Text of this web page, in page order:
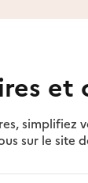
et
simplifiez
sur le site